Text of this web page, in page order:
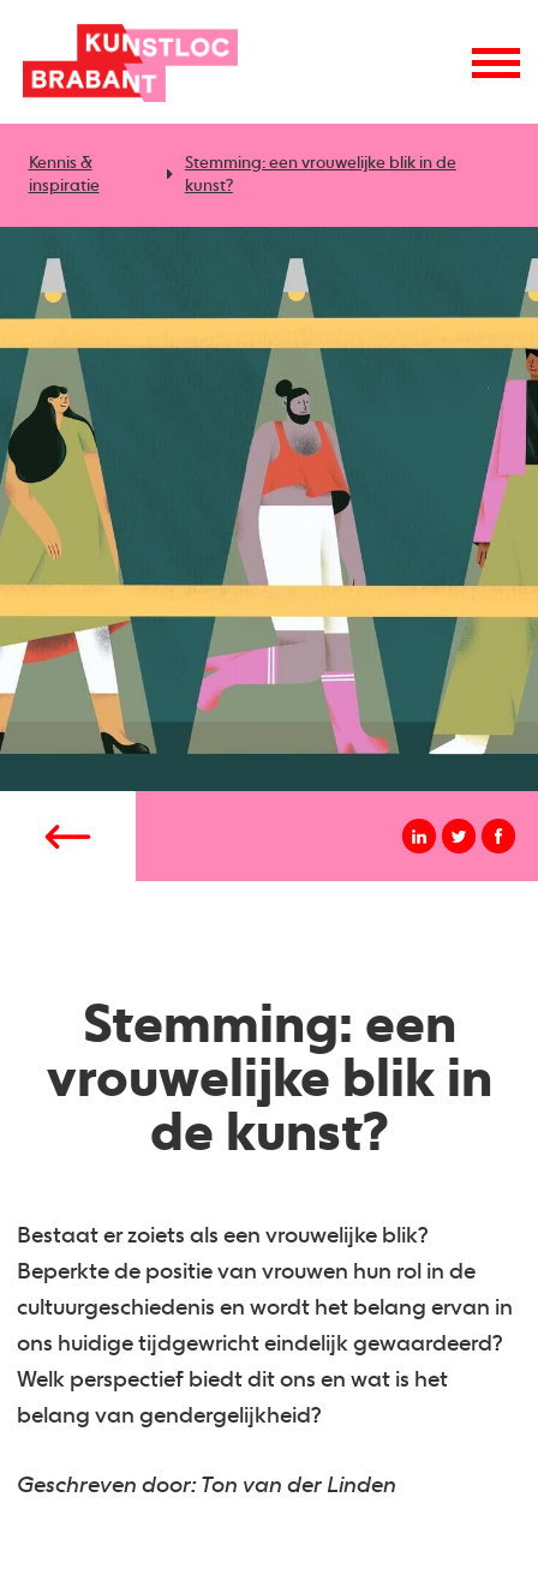
Kennis &
inspiratie
Stemming: een vrouwelijke blik in de
kunst?
Stemming: een
vrouwelijke blik in
de kunst?
Bestaat er zoiets als een vrouwelijke blik?
Beperkte de positie van vrouwen hun rol in de
cultuurgeschiedenis en wordt het belang ervan in
ons huidige tijdgewricht eindelijk gewaardeerd?
Welk perspectief biedt dit ons en wat is het
belang van gendergelijkheid?
Geschreven door: Ton van der Linden